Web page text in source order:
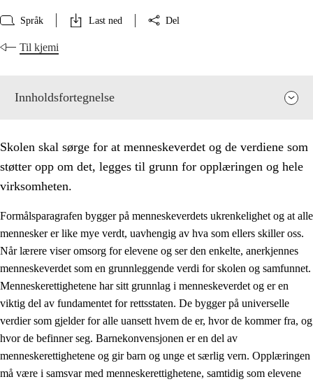
Språk Last ned Del
Til kjemi
Innholdsfortegnelse
1. Opplæringens verdigrunnlag
1.1 Menneskeverdet
1.2 Identitet og kulturelt mangfold
1.3 Kritisk tenkning og etisk bevissthet
Skolen skal sørge for at menneskeverdet og de verdiene som
støtter opp om det, legges til grunn for opplæringen og hele
virksomheten.
Formålsparagrafen bygger på menneskeverdets ukrenkelighet og at alle
mennesker er like mye verdt, uavhengig av hva som ellers skiller oss.
Når lærere viser omsorg for elevene og ser den enkelte, anerkjennes
menneskeverdet som en grunnleggende verdi for skolen og samfunnet.
Menneskerettighetene har sitt grunnlag i menneskeverdet og er en
viktig del av fundamentet for rettsstaten. De bygger på universelle
verdier som gjelder for alle uansett hvem de er, hvor de kommer fra, og
hvor de befinner seg. Barnekonvensjonen er en del av
menneskerettighetene og gir barn og unge et særlig vern. Opplæringen
må være i samsvar med menneskerettighetene, samtidig som elevene